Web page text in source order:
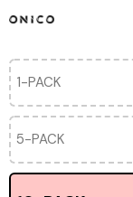
1-PACK
5-PACK